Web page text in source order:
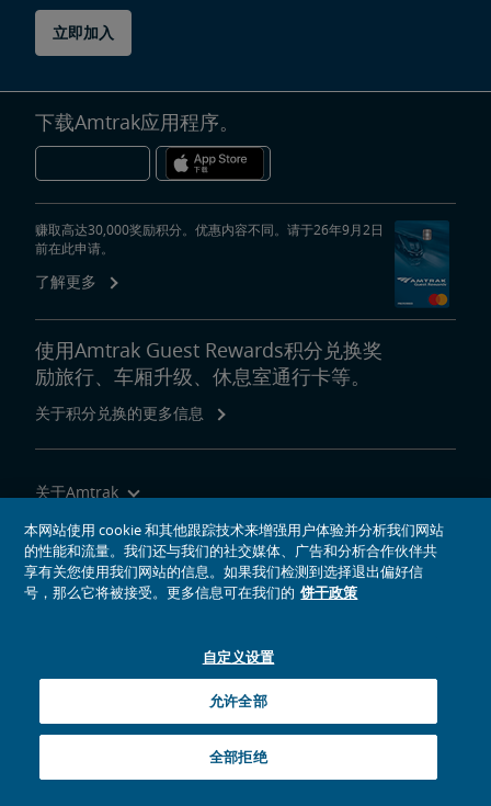
立即加入
下载Amtrak应用程序。
赚取高达30,000奖励积分。优惠内容不同。请于26年9月2日
前在此申请。
了解更多
使用Amtrak Guest Rewards积分兑换奖
励旅行、车厢升级、休息室通行卡等。
关于积分兑换的更多信息
关于Amtrak
乘坐Amtrak列车旅行
网站工具
Amtrak的Facebook主页将在新窗口中打开
Amtrak的Twitter主页将在新窗口中打开
Amtrak的Instagram主页将在新窗口中打开
Amtrak的Linkedin主页将在新窗口中打开
Amtrak的YouTube主页将在新窗口中打开
Pinterest将在新窗口中打开
© 2026National Railroad Passenger Corporation
本网站使用 cookie 和其他跟踪技术来增强用户体验并分析我们网站
的性能和流量。我们还与我们的社交媒体、广告和分析合作伙伴共
享有关您使用我们网站的信息。如果我们检测到选择退出偏好信
号，那么它将被接受。更多信息可在我们的 饼干政策
自定义设置
全部拒绝
允许全部